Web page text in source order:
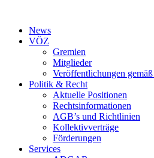
springenNews
VÖZ
Gremien
Mitglieder
Veröffentlichungen
Politik & Recht
Aktuelle Positionen
Rechtsinformationen
AGB’s und Richtlinien
Kollektivverträge
Förderungen
Services